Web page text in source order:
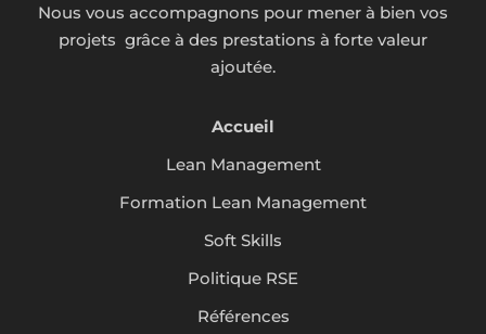
Nous vous accompagnons pour mener à bien vos
projets grâce à des prestations à forte valeur
ajoutée.
Accueil
Lean Management
Formation Lean Management
Soft Skills
Politique RSE
Références